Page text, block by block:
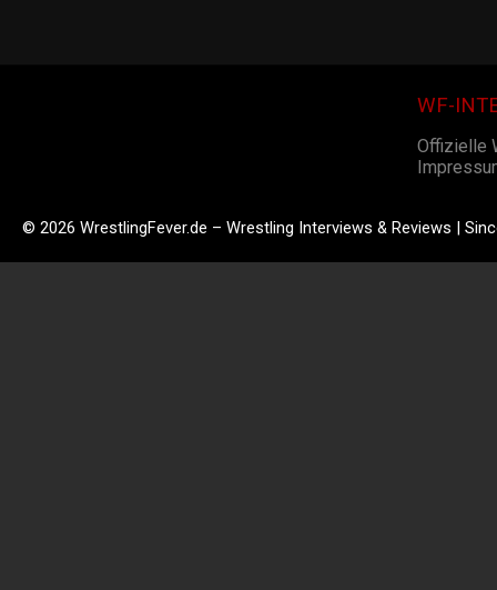
WF-
Offizielle
© 2026 WrestlingFever.de – Wrestling Interviews & Reviews |